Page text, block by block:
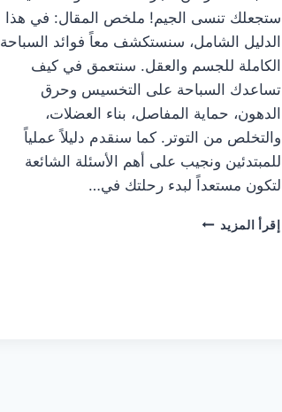
ستجعلك تنسى الجيم! ملخص المقال: في هذا
الدليل الشامل، سنستكشف معاً فوائد السباحة
الكاملة للجسم والعقل. سنتعمق في كيف
تساعدك السباحة على التخسيس وحرق
الدهون، حماية المفاصل، بناء العضلات،
والتخلص من التوتر. كما سنقدم دليلاً عملياً
للمبتدئين ونجيب على أهم الأسئلة الشائعة
لتكون مستعداً لبدء رحلتك في…
إقرأ المزيد 7